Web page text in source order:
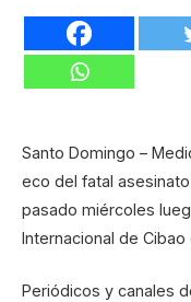
Santo Domingo –
eco del fatal
pasado miércoles
Internacional de
Periódicos y canales